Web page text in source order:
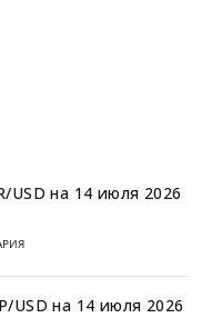
USD на 14 июля 2026
USD на 14 июля 2026